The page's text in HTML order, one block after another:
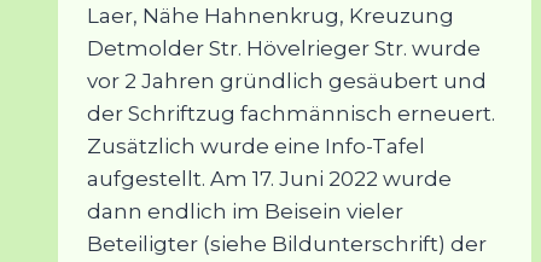
Laer, Nähe Hahnenkrug, Kreuzung
Detmolder Str. Hövelrieger Str. wurde
vor 2 Jahren gründlich gesäubert und
der Schriftzug fachmännisch erneuert.
Zusätzlich wurde eine Info-Tafel
aufgestellt. Am 17. Juni 2022 wurde
dann endlich im Beisein vieler
Beteiligter (siehe Bildunterschrift) der